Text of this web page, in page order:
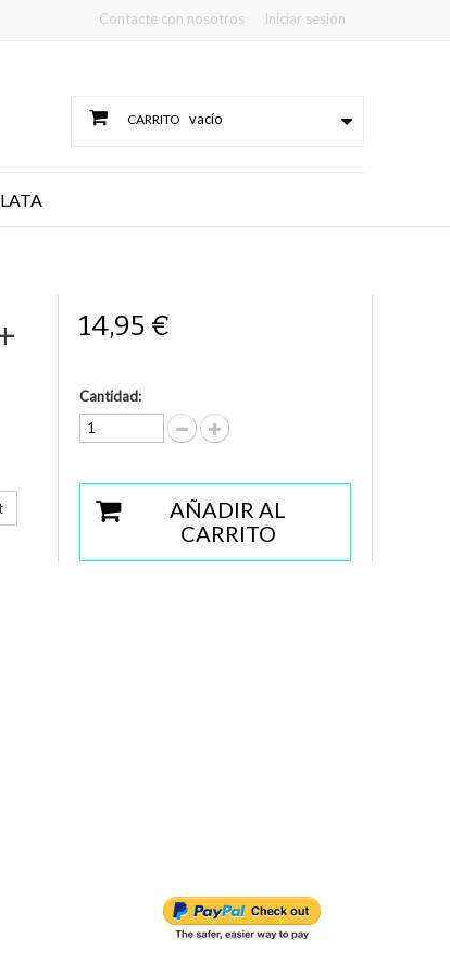
Iniciar sesión
Contacte con nosotros
CARRITO vacío
14,95 €
Cantidad:
AÑADIR AL
CARRITO